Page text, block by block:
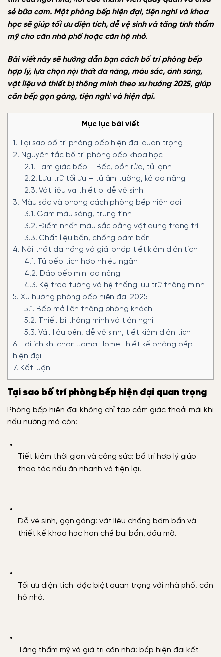
sẻ bữa cơm. Một phòng bếp hiện đại, tiện nghi và khoa
học sẽ giúp tối ưu diện tích, dễ vệ sinh và tăng tính thẩm
mỹ cho căn nhà phố hoặc căn hộ nhỏ.
Bài viết này sẽ hướng dẫn bạn cách bố trí phòng bếp
hợp lý, lựa chọn nội thất đa năng, màu sắc, ánh sáng,
vật liệu và thiết bị thông minh theo xu hướng 2025, giúp
căn bếp gọn gàng, tiện nghi và hiện đại.
Mục lục bài viết
1. Tại sao bố trí phòng bếp hiện đại quan trọng
2. Nguyên tắc bố trí phòng bếp khoa học
2.1. Tam giác bếp – Bếp, bồn rửa, tủ lạnh
2.2. Lưu trữ tối ưu – tủ âm tường, kệ đa năng
2.3. Vật liệu và thiết bị dễ vệ sinh
3. Màu sắc và phong cách phòng bếp hiện đại
3.1. Gam màu sáng, trung tính
3.2. Điểm nhấn màu sắc bằng vật dụng trang trí
3.3. Chất liệu bền, chống bám bẩn
4. Nội thất đa năng và giải pháp tiết kiệm diện tích
4.1. Tủ bếp tích hợp nhiều ngăn
4.2. Đảo bếp mini đa năng
4.3. Kệ treo tường và hệ thống lưu trữ thông minh
5. Xu hướng phòng bếp hiện đại 2025
5.1. Bếp mở liên thông phòng khách
5.2. Thiết bị thông minh và tiện nghi
5.3. Vật liệu bền, dễ vệ sinh, tiết kiệm diện tích
6. Lợi ích khi chọn Jama Home thiết kế phòng bếp
hiện đại
7. Kết luận
Tại sao bố trí phòng bếp hiện đại quan trọng
Phòng bếp hiện đại không chỉ tạo cảm giác thoải mái khi
nấu nướng mà còn:
Tiết kiệm thời gian và công sức: bố trí hợp lý giúp
thao tác nấu ăn nhanh và tiện lợi.
Dễ vệ sinh, gọn gàng: vật liệu chống bám bẩn và
thiết kế khoa học hạn chế bụi bẩn, dầu mỡ.
Tối ưu diện tích: đặc biệt quan trọng với nhà phố, căn
hộ nhỏ.
Tăng thẩm mỹ và giá trị căn nhà: bếp hiện đại kết